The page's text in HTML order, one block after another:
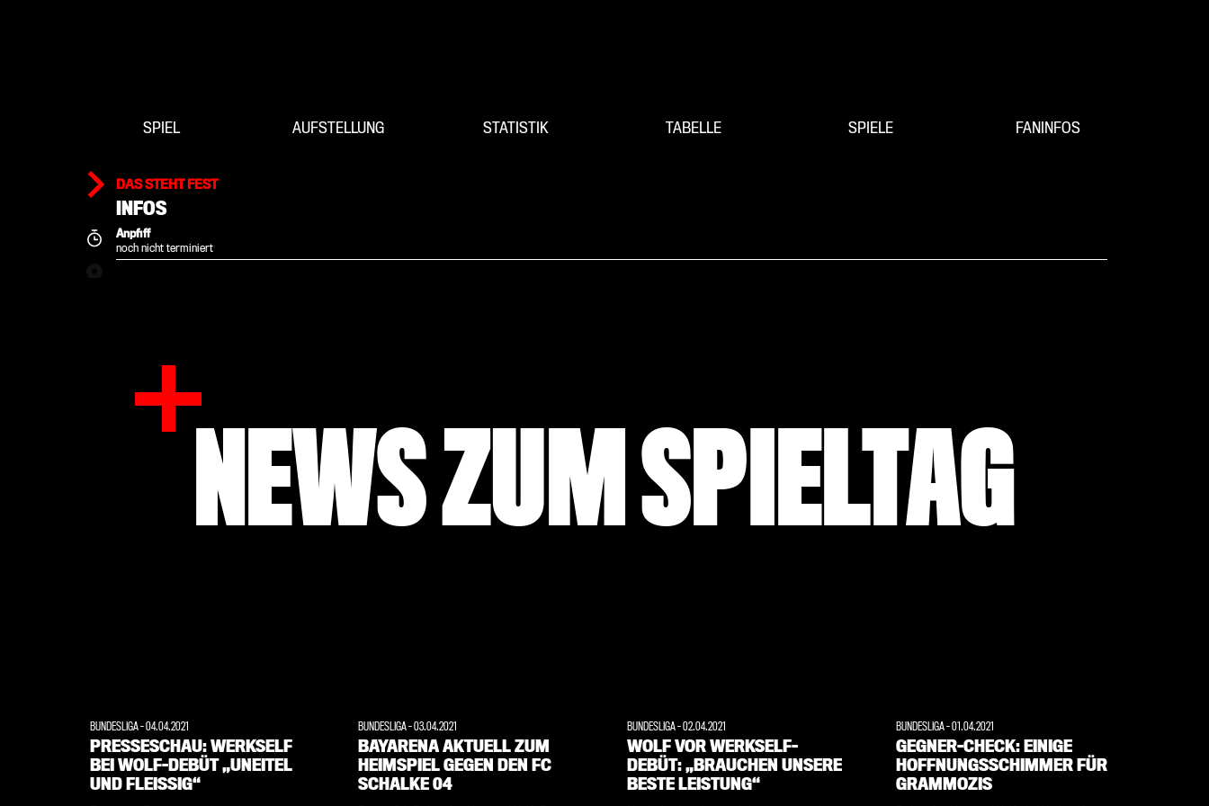
SPIEL AUFSTELLUNG STATISTIK TABELLE SPIELE FANINFOS
DAS STEHT FEST
INFOS
Anpfiff
noch nicht terminiert
NEWS ZUM SPIELTAG
BUNDESLIGA-04.04.2021
PRESSESCHAU: WERKSELF
BEI WOLF-DEBÜT „UNEITEL
UND FLEISSIG“
BUNDESLIGA-03.04.2021
BAYARENA AKTUELL ZUM
HEIMSPIEL GEGEN DEN FC
SCHALKE 04
BUNDESLIGA-02.04.2021
WOLF VOR WERKSELF-
DEBÜT: „BRAUCHEN UNSERE
BESTE LEISTUNG“
BUNDESLIGA-01.04.2021
GEGNER-CHECK: EINIGE
HOFFNUNGSSCHIMMER FÜR
GRAMMOZIS